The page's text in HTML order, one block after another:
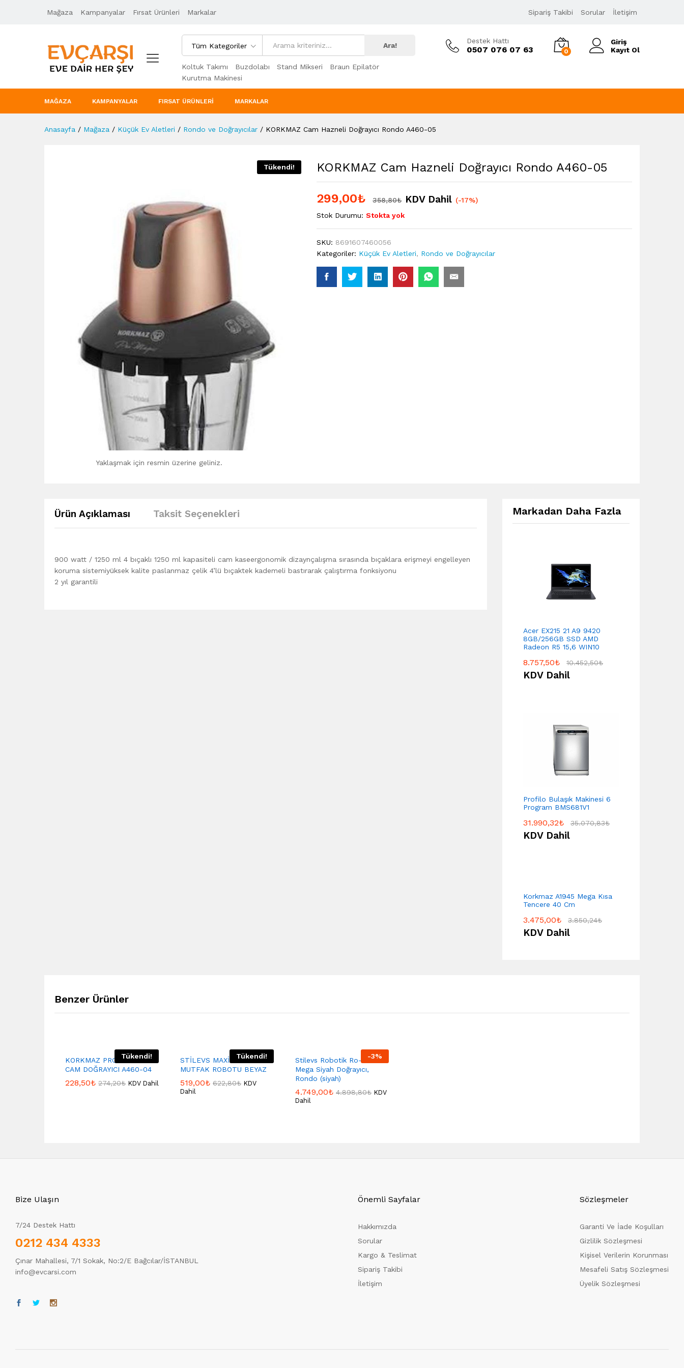
Mağaza Kampanyalar Fırsat Ürünleri Markalar Sipariş Takibi Sorular İletişim
Tüm Kategoriler Ara!
Koltuk Takımı Buzdolabı Stand Mikseri
Braun Epilatör
Kurutma Makinesi
Destek Hattı
0507 076 07 63 0
Giriş
Kayıt Ol
MAĞAZA KAMPANYALAR FIRSAT ÜRÜNLERI MARKALAR
Anasayfa / Mağaza / Küçük Ev Aletleri / Rondo ve Doğrayıcılar / KORKMAZ Cam Hazneli Doğrayıcı Rondo A460-05
Tükendi!
Yaklaşmak için resmin üzerine geliniz.
KORKMAZ Cam Hazneli Doğrayıcı Rondo A460-05
299,00₺ 358,80₺ KDV Dahil (-17%)
Stok Durumu: Stokta yok
SKU: 8691607460056
Kategoriler: Küçük Ev Aletleri, Rondo ve Doğrayıcılar
Ürün Açıklaması Taksit Seçenekleri
900 watt / 1250 ml 4 bıçaklı 1250 ml kapasiteli cam kaseergonomik dizaynçalışma sırasında bıçaklara erişmeyi engelleyen
koruma sistemiyüksek kalite paslanmaz çelik 4’lü bıçaktek kademeli bastırarak çalıştırma fonksiyonu
2 yıl garantili
Markadan Daha Fazla
Acer EX215 21 A9 9420
8GB/256GB SSD AMD
Radeon R5 15,6 WIN10
8.757,50₺ 10.452,50₺
KDV Dahil
Profilo Bulaşık Makinesi 6
Program BMS681V1
31.990,32₺ 35.070,83₺
KDV Dahil
Korkmaz A1945 Mega Kısa
Tencere 40 Cm
3.475,00₺ 3.850,24₺
KDV Dahil
Benzer Ürünler
Tükendi!
KORKMAZ PRO MAGİC
CAM DOĞRAYICI A460-04
228,50₺ 274,20₺ KDV Dahil
Tükendi!
STİLEVS MAXİ CHEF
MUTFAK ROBOTU BEYAZ
519,00₺ 622,80₺ KDV
Dahil
-3%
Stilevs Robotik Ro-1250
Mega Siyah Doğrayıcı,
Rondo (siyah)
4.749,00₺ 4.898,80₺ KDV
Dahil
Bize Ulaşın
7/24 Destek Hattı
0212 434 4333
Çınar Mahallesi, 7/1 Sokak, No:2/E Bağcılar/İSTANBUL
info@evcarsi.com
Önemli Sayfalar
Hakkımızda
Sorular
Kargo & Teslimat
Sipariş Takibi
İletişim
Sözleşmeler
Garanti Ve İade Koşulları
Gizlilik Sözleşmesi
Kişisel Verilerin Korunması
Mesafeli Satış Sözleşmesi
Üyelik Sözleşmesi
Ürün Açıklaması Taksit Seçenekleri 358,80